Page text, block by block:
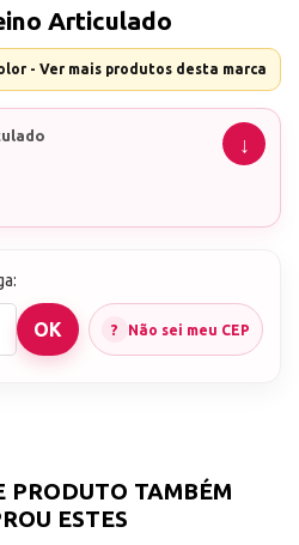
Articulado
- Ver mais produtos desta marca
Não sei meu CEP
PRODUTO TAMBÉM
ESTES